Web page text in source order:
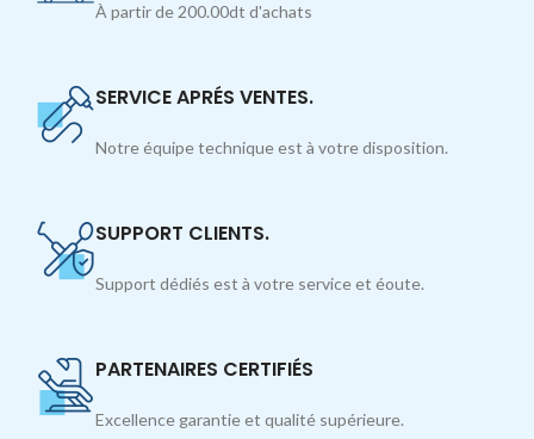
À partir de 200.00dt d'achats
SERVICE APRÉS VENTES.
Notre équipe technique est à votre disposition.
SUPPORT CLIENTS.
Support dédiés est à votre service et éoute.
PARTENAIRES CERTIFIÉS
Excellence garantie et qualité supérieure.